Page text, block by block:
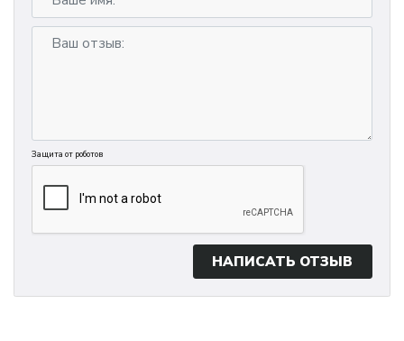
Защита от роботов
НАПИСАТЬ ОТЗЫВ